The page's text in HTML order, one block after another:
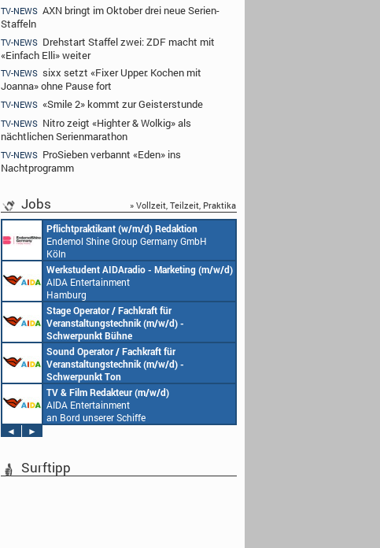
TV-NEWS AXN bringt im Oktober drei neue Serien-
Staffeln
TV-NEWS Drehstart Staffel zwei: ZDF macht mit
«Einfach Elli» weiter
TV-NEWS sixx setzt «Fixer Upper: Kochen mit
Joanna» ohne Pause fort
TV-NEWS «Smile 2» kommt zur Geisterstunde
TV-NEWS Nitro zeigt «Highter & Wolkig» als
nächtlichen Serienmarathon
TV-NEWS ProSieben verbannt «Eden» ins
Nachtprogramm
Jobs » Vollzeit, Teilzeit, Praktika
Pflichtpraktikant (w/m/d) Redaktion
Endemol Shine Group Germany GmbH
Köln
Werkstudent AIDAradio - Marketing (m/w/d)
AIDA Entertainment
Hamburg
Stage Operator / Fachkraft für
Veranstaltungstechnik (m/w/d) -
Schwerpunkt Bühne
AIDA Entertainment
an Bord unserer Schiffe
Sound Operator / Fachkraft für
Veranstaltungstechnik (m/w/d) -
Schwerpunkt Ton
AIDA Entertainment
an Bord unserer Schiffe
TV & Film Redakteur (m/w/d)
AIDA Entertainment
an Bord unserer Schiffe
◄
►
Surftipp